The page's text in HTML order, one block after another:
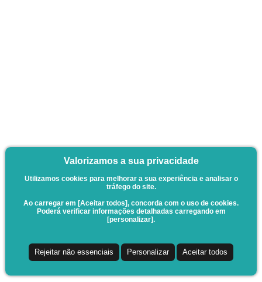
Valorizamos a sua privacidade
Utilizamos cookies para melhorar a sua experiência e analisar o
tráfego do site.
Ao carregar em [Aceitar todos], concorda com o uso de cookies.
Poderá verificar informações detalhadas carregando em
[personalizar].
Rejeitar não essenciais Personalizar Aceitar todos